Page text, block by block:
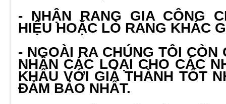
- NHẬN RANG GIA CÔNG
HIỆU HOẶC LÒ RANG KHÁC
- NGOÀI RA CHÚNG TÔI CÒN
NHÂN CÁC LOẠI CHO CÁC
KHẨU VỚI GIÁ THÀNH TỐT
ĐẢM BẢO NHẤT.